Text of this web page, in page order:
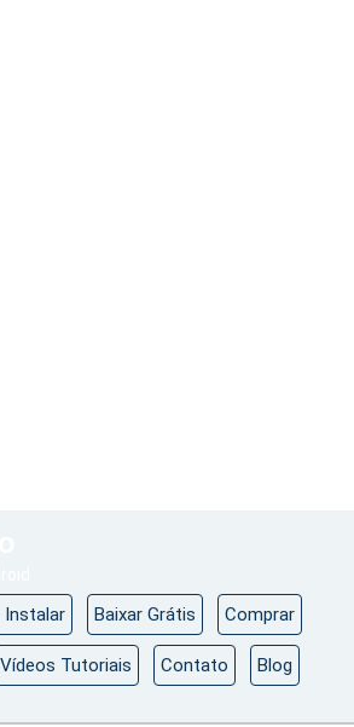
Baixar Grátis Comprar
Vídeos Tutoriais Contato Blog